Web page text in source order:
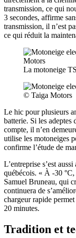
transmission, ce qui
3 secondes, affirme
transmission, il n’est
ce qui réduit la
La motoneige
© Taiga Motors
Le hic pour plusieurs
batterie. Si les adeptes
compte, il n’en
utilise les motoneiges
confirme l’étude de
L’entreprise s’est
québécois. « À -30
Samuel Bruneau, qui
continuera de
chargeur rapide
20 minutes.
Tradition et